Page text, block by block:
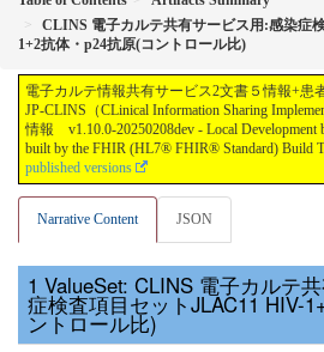
CLINS 電子カルテ共有サービス用:感染症
1+2抗体・p24抗原(コントロール比)
電子カルテ情報共有サービス2文書５情報+
JP-CLINS（CLinical Information Sharing
情報 v1.10.0-20250208dev - Local Development
built by the FHIR (HL7® FHIR® Standard) Build
published versions
Narrative Content JSON
ValueSet: CLINS 電子カルテ
症検査項目セットJLAC11 HIV-
ントロール比)